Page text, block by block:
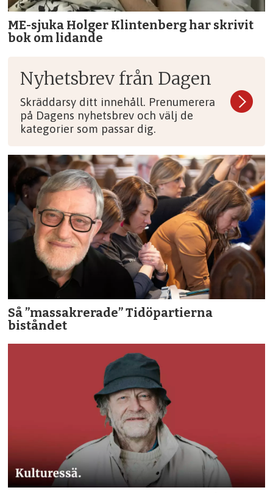
ME-sjuka Holger Klintenberg har skrivit
bok om lidande
Nyhetsbrev från Dagen
Skräddarsy ditt innehåll. Prenumerera
på Dagens nyhetsbrev och välj de
kategorier som passar dig.
Så ”massakrerade” Tidöpartierna
biståndet